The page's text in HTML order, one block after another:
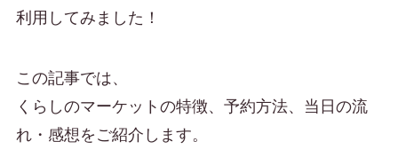
利用してみました！
この記事では、
くらしのマーケットの特徴、予約方法、当日の流
れ・感想をご紹介します。